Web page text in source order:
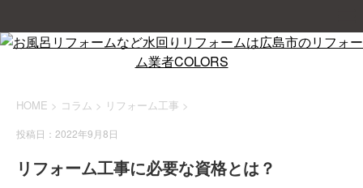
HOME > コラム > リフォーム工事 >
投稿日：2022年9月8日
リフォーム工事に必要な資格とは？